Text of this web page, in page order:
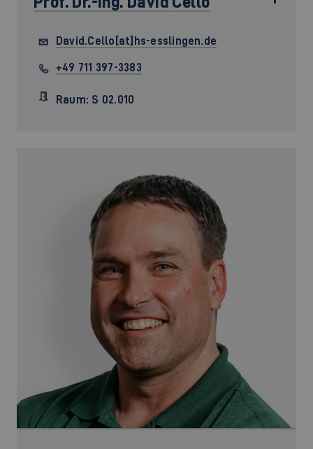
David.Cello[at]hs-esslingen.de
+49 711 397-3383
Raum: S 02.010